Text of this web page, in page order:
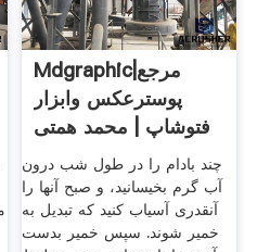
Mdgraphic|مرجع
پوسترعکس وابزار
فتوشاپ | محمد همتی
چند بادام را در طول شب درون
آب گرم بخیسانید، و صبح آنها را
آنقدری آسیاب کنید که تبدیل به
خمیر شوند. سپس خمیر بدست